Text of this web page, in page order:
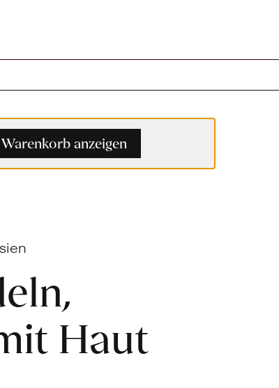
Warenkorb anzeigen
Haut